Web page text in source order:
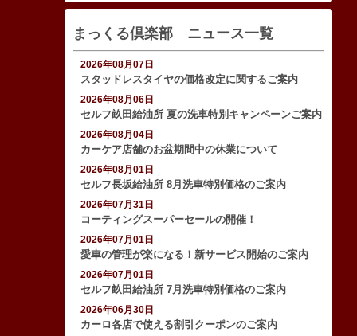
まっくる倶楽部 ニュース一覧
2026年08月07日
スタッドレスタイヤの価格改定に関するご案内
2026年08月06日
セルフ畝田給油所 夏の洗車特別キャンペーンご案内
2026年08月04日
カーケア店舗のお盆期間中の休業について
2026年08月01日
セルフ長坂給油所 8月洗車特別価格のご案内
2026年07月31日
コーティングスーパーセールの開催！
2026年07月01日
愛車の管理が楽になる！新サービス開始のご案内
2026年07月01日
セルフ畝田給油所 7月洗車特別価格のご案内
2026年06月30日
カーロ各店で使える割引クーポンのご案内